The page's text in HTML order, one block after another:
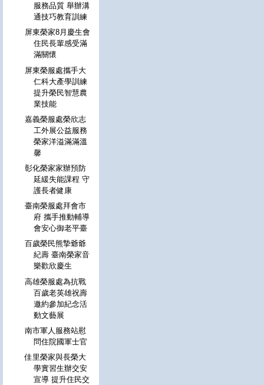
服務品質 舉辦溝
通技巧教育訓練
屏東榮家8月慶生會
住民長輩感受滿
滿關懷
屏東榮服處攜手大
仁科大產學訓練
提升榮民智慧農
業技能
嘉義榮服處榮欣志
工外展公益服務
榮家洋溢滿滿溫
馨
彰化榮家家辦預防
延緩失能課程 守
護長者健康
臺南榮服處拜會市
府 攜手推動輔導
會安心御老平臺
百歲榮民熊摯爺爺
紀壽 臺南榮家音
樂歡欣慶生
高雄榮服處為抗戰
百歲老英雄祝壽
邀約參加紀念活
動文藝展
南市軍人服務站慰
問住院國軍士官
佳里榮家與長榮大
學實習生辦交安
宣導 提升住民交